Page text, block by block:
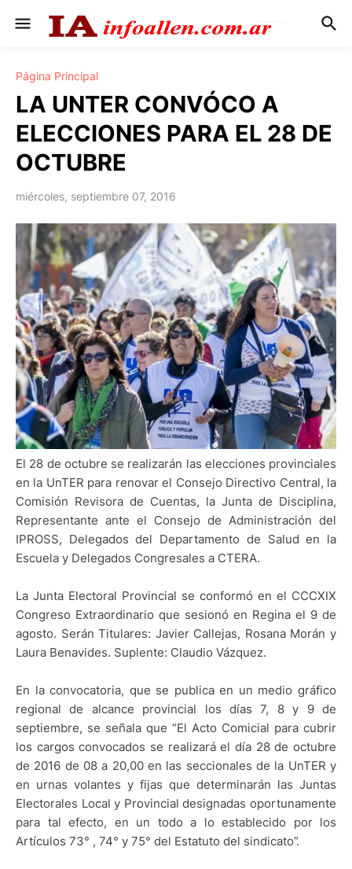
Página Principal
LA UNTER CONVÓCO A
ELECCIONES PARA EL 28 DE
OCTUBRE
miércoles, septiembre 07, 2016
El 28 de octubre se realizarán las elecciones provinciales
en la UnTER para renovar el Consejo Directivo Central, la
Comisión Revisora de Cuentas, la Junta de Disciplina,
Representante ante el Consejo de Administración del
IPROSS, Delegados del Departamento de Salud en la
Escuela y Delegados Congresales a CTERA.
La Junta Electoral Provincial se conformó en el CCCXIX
Congreso Extraordinario que sesionó en Regina el 9 de
agosto. Serán Titulares: Javier Callejas, Rosana Morán y
Laura Benavides. Suplente: Claudio Vázquez.
En la convocatoria, que se publica en un medio gráfico
regional de alcance provincial los días 7, 8 y 9 de
septiembre, se señala que “El Acto Comicial para cubrir
los cargos convocados se realizará el día 28 de octubre
de 2016 de 08 a 20,00 en las seccionales de la UnTER y
en urnas volantes y fijas que determinarán las Juntas
Electorales Local y Provincial designadas oportunamente
para tal efecto, en un todo a lo establecido por los
Artículos 73° , 74° y 75° del Estatuto del sindicato”.